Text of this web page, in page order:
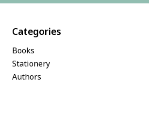
Categories
Books
Stationery
Authors